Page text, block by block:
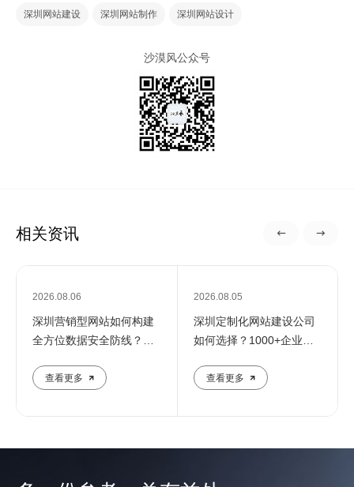
深圳网站建设 深圳网站制作 深圳网站设计
沙漠风公众号
相关资讯
2026.08.06
深圳营销型网站如何构建
全方位数据安全防线？专
查看更多
2026.08.05
深圳定制化网站建设公司
如何选择？1000+企业推
查看更多